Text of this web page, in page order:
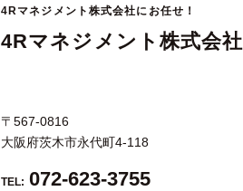
4Rマネジメント株式会社にお任せ！
4Rマネジメント株式会社
〒567-0816
大阪府茨木市永代町4-118
TEL: 072-623-3755